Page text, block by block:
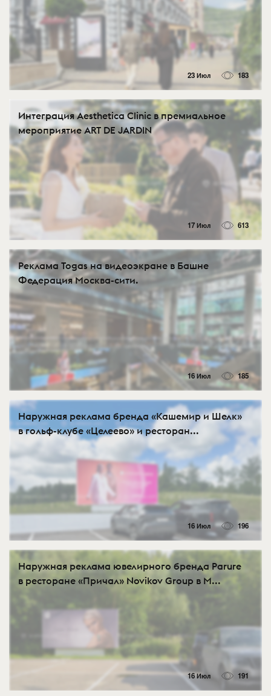
23 Июл 183
Интеграция Aesthetica Clinic в премиальное
мероприятие ART DE JARDIN
17 Июл 613
Реклама Togas на видеоэкране в Башне
Федерация Москва-сити.
16 Июл 185
Наружная реклама бренда «Кашемир и Шелк»
в гольф-клубе «Целеево» и ресторан...
16 Июл 196
Наружная реклама ювелирного бренда Parure
в ресторане «Причал» Novikov Group в М...
16 Июл 191